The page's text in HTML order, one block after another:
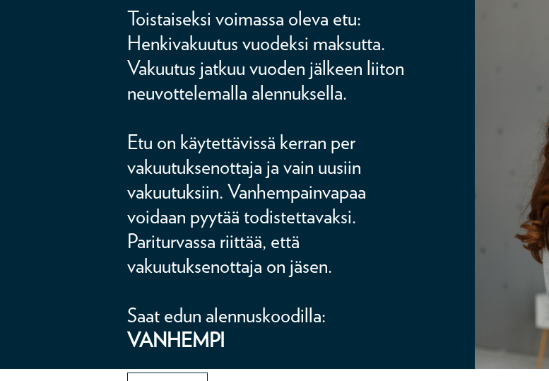
Toistaiseksi voimassa oleva etu:
Henkivakuutus vuodeksi maksutta.
Vakuutus jatkuu vuoden jälkeen liiton
neuvottelemalla alennuksella.
Etu on käytettävissä kerran per
vakuutuksenottaja ja vain uusiin
vakuutuksiin. Vanhempainvapaa
voidaan pyytää todistettavaksi.
Pariturvassa riittää, että
vakuutuksenottaja on jäsen.
Saat edun alennuskoodilla:
VANHEMPI